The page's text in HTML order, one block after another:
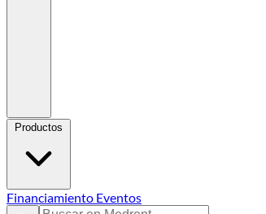
Financiamiento Eventos